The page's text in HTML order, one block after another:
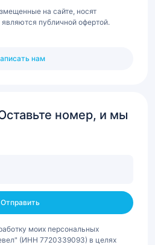
на сайте, носят
публичной офертой.
нам
номер, и мы
моих персональных
(ИНН 7720339093) в целях